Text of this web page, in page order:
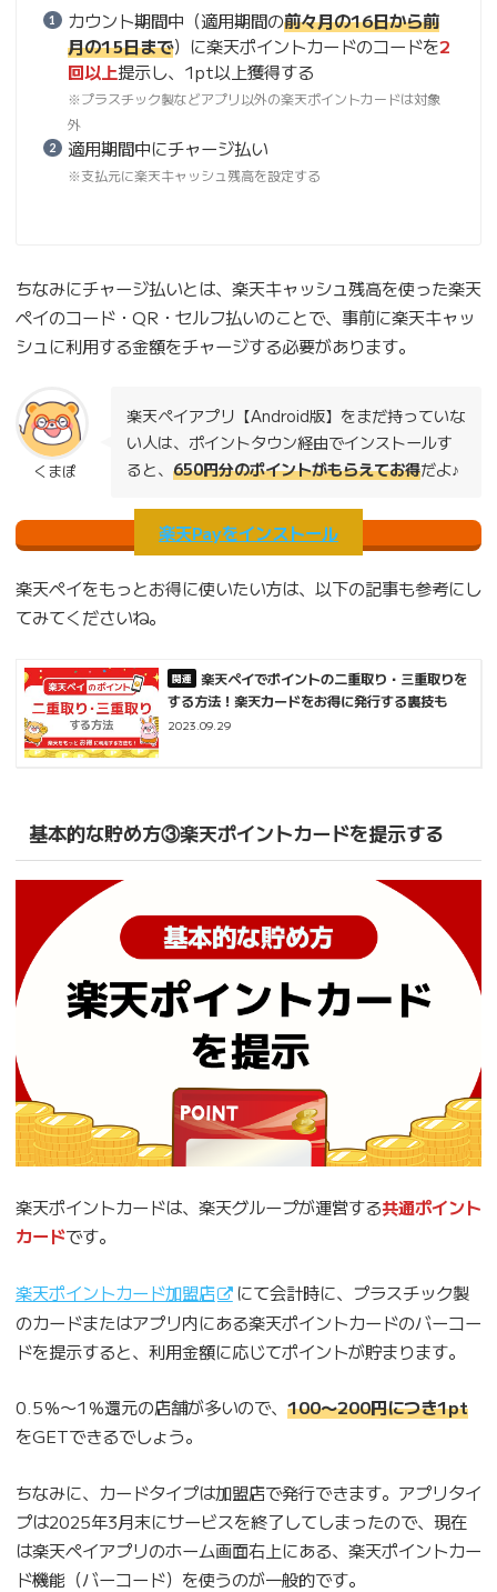
カウント期間中（適用期間の前々月の16日から前
月の15日まで）に楽天ポイントカードのコードを2
回以上提示し、1pt以上獲得する
※プラスチック製などアプリ以外の楽天ポイントカードは対象
外
適用期間中にチャージ払い
※支払元に楽天キャッシュ残高を設定する
ちなみにチャージ払いとは、楽天キャッシュ残高を使った楽天
ペイのコード・QR・セルフ払いのことで、事前に楽天キャッ
シュに利用する金額をチャージする必要があります。
くまぽ
楽天ペイアプリ【Android版】をまだ持っていな
い人は、ポイントタウン経由でインストールす
ると、 650円分のポイントがもらえてお得だよ♪
楽天Payをインストール
楽天ペイをもっとお得に使いたい方は、以下の記事も参考にし
てみてくださいね。
楽天ペイでポイントの二重取り・三重取りを
する方法！楽天カードをお得に発行する裏技も
2023.09.29
基本的な貯め方③楽天ポイントカードを提示する
楽天ポイントカードは、楽天グループが運営する共通ポイント
カードです。
楽天ポイントカード加盟店
にて会計時に、プラスチック製
のカードまたはアプリ内にある楽天ポイントカードのバーコー
ドを提示すると、利用金額に応じてポイントが貯まります。
0.5％〜1％還元の店舗が多いので、 100〜200円につき1pt
をGETできるでしょう。
ちなみに、カードタイプは加盟店で発行できます。アプリタイ
プは2025年3月末にサービスを終了してしまったので、現在
は楽天ペイアプリのホーム画面右上にある、楽天ポイントカー
ド機能（バーコード）を使うのが一般的です。